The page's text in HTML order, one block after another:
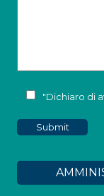
"Dichiaro di